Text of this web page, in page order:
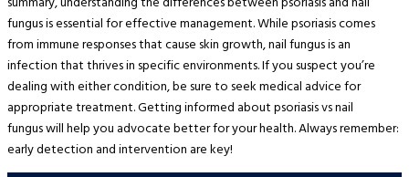
fungus is essential for effective management. While psoriasis comes
from immune responses that cause skin growth, nail fungus is an
infection that thrives in specific environments. If you suspect you’re
dealing with either condition, be sure to seek medical advice for
appropriate treatment. Getting informed about psoriasis vs nail
fungus will help you advocate better for your health. Always remember:
early detection and intervention are key!